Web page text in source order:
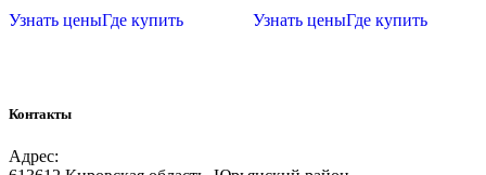
Узнать ценыГде купить Узнать ценыГде купить
Контакты
Адрес: